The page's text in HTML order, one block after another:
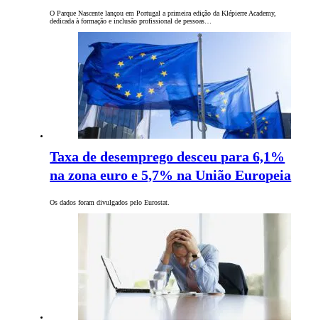
O Parque Nascente lançou em Portugal a primeira edição da Klépierre Academy,
dedicada à formação e inclusão profissional de pessoas…
Taxa de desemprego desceu para 6,1%
na zona euro e 5,7% na União Europeia
Os dados foram divulgados pelo Eurostat.